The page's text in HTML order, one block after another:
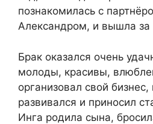
познакомилась с
Александром, и вышла за
Брак оказался очень
молоды, красивы,
организовал свой
развивался и приносил
Инга родила сына,